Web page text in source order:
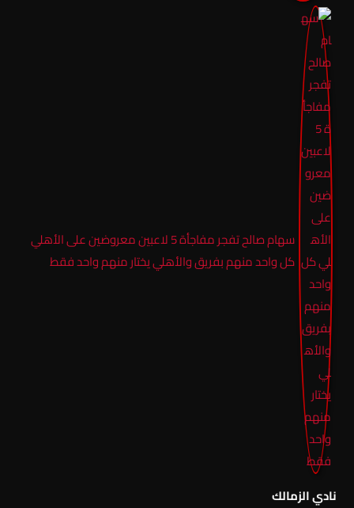
سهام صالح تفجر مفاجأة 5 لاعبين معروضين على الأهلي
كل واحد منهم بفريق والأهلي يختار منهم واحد فقط
نادي الزمالك